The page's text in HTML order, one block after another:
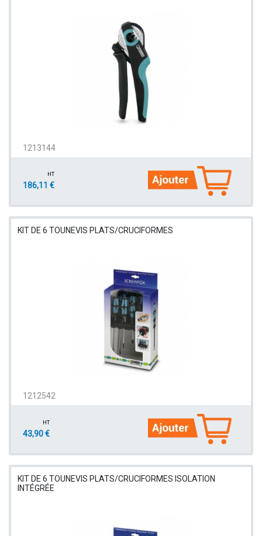
1213144
HT
186,11 €
KIT DE 6 TOUNEVIS PLATS/CRUCIFORMES
1212542
HT
43,90 €
KIT DE 6 TOUNEVIS PLATS/CRUCIFORMES ISOLATION
INTÉGRÉE